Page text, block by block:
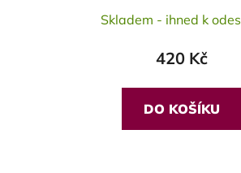
Skladem - ihned k
420 Kč
DO KOŠÍKU